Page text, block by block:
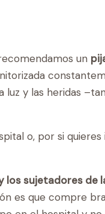
un
y las heridas
o, por si
los sujetadores de
es que compre